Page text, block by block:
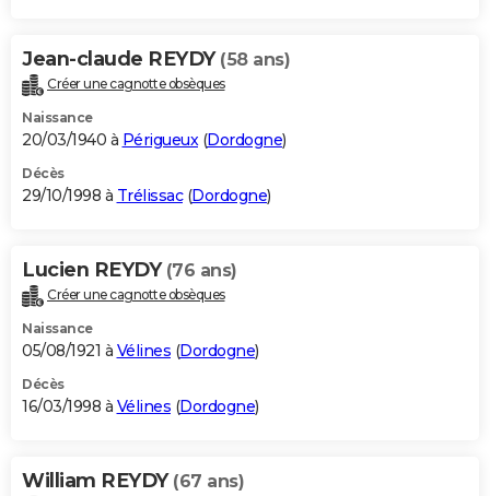
Jean-claude REYDY (58 ans)
Créer une cagnotte obsèques
Naissance
20/03/1940 à Périgueux(Dordogne)
Décès
29/10/1998 à Trélissac(Dordogne)
Lucien REYDY (76 ans)
Créer une cagnotte obsèques
Naissance
05/08/1921 à Vélines (Dordogne)
Décès
16/03/1998 à Vélines (Dordogne)
William REYDY (67 ans)